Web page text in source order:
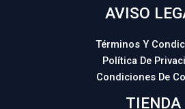
AVISO
Términos Y
Política De
Condiciones De
TIENDA